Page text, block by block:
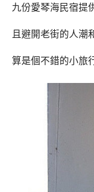
九份愛琴海民宿提
且避開老街的人潮
算是個不錯的小旅